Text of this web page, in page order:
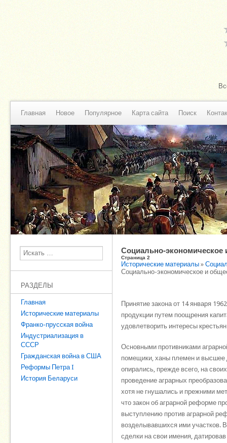
Главная Новое Популярное Карта сайта Поиск
Поиск
РАЗДЕЛЫ
Главная
Исторические материалы
Франко-прусская война
Индустриализация в
СССР
Гражданская война в США
Реформы Петра I
История Беларуси
Социально-экономическое
Страница 2
Исторические материалы »
Социально-экономическое и
Принятие закона от 14 января
продукции путем поощрения
удовлетворить интересы
Основными противниками
помещики, ханы племен и высшее
опирались, прежде всего, на
проведение аграрных
хотя не гнушались и прежними
что закон об аграрной реформе
выступлению против аграрной
возделывавшихся ими участков.
сделки на свои имения,